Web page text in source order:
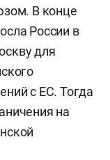
В конце
России в
для
с ЕС. Тогда
на